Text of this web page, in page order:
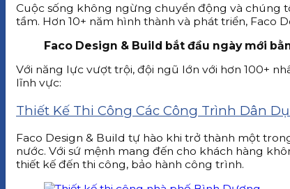
Cuộc sống không ngừng chuyển động và chúng
tầm. Hơn 10+ năm hình thành và phát triển, Faco
Faco Design & Build bắt đầu ngày mới
Với năng lực vượt trội, đội ngũ lớn với hơn 100+
lĩnh vực:
Thiết Kế Thi Công Các Công Trình Dân
Faco Design & Build tự hào khi trở thành một
nước. Với sứ mệnh mang đến cho khách hàng
thiết kế đến thi công, bảo hành công trình.